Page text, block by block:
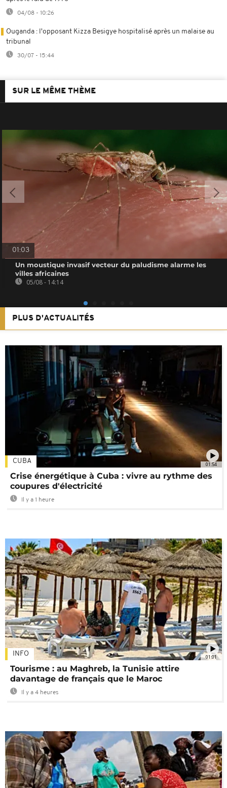
04/08 - 10:26
Ouganda : l'opposant Kizza Besigye hospitalisé après un malaise au
tribunal
30/07 - 15:44
SUR LE MÊME THÈME
01:03
Un moustique invasif vecteur du paludisme alarme les
villes africaines
05/08 - 14:14
PLUS D'ACTUALITÉS
01:54
CUBA
Crise énergétique à Cuba : vivre au rythme des
coupures d'électricité
Il y a 1 heure
01:01
INFO
Tourisme : au Maghreb, la Tunisie attire
davantage de français que le Maroc
Il y a 4 heures